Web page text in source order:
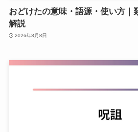
おどけたの意味・語源・使い方｜
解説
2026年8月8日